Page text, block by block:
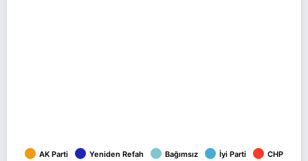
AK Parti Yeniden Refah Bağımsız İyi Parti
CHP